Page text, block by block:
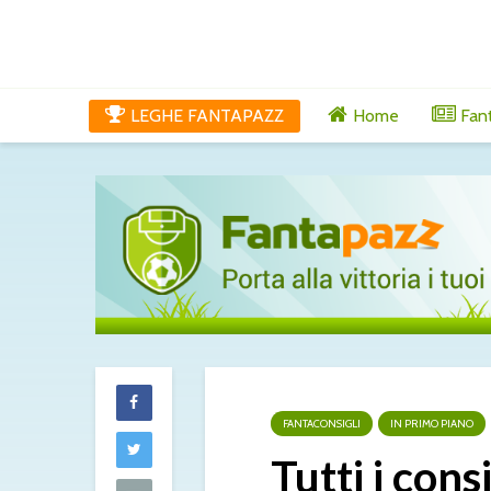
LEGHE FANTAPAZZ Home
FANTACONSIGLI IN PRIMO PIANO
Tutti i
Tutti gli
di venerdì 7